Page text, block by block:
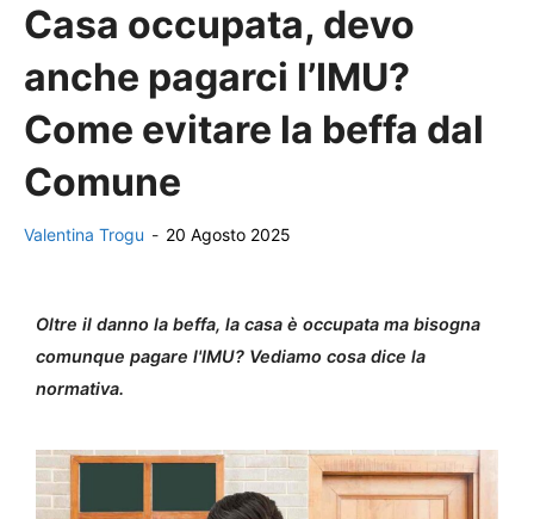
Casa occupata, devo
anche pagarci l’IMU?
Come evitare la beffa dal
Comune
Valentina Trogu - 20 Agosto 2025
Oltre il danno la beffa, la casa è occupata ma bisogna
comunque pagare l'IMU? Vediamo cosa dice la
normativa.